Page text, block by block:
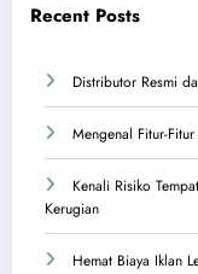
Recent Posts
Distributor Resmi
Mengenal Fitur-
Kenali Risiko
Kerugian
Hemat Biaya Iklan